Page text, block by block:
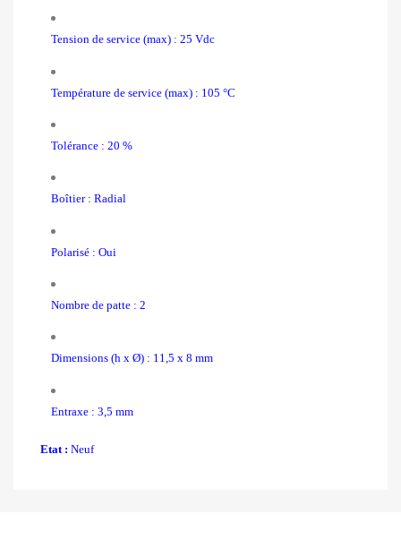
Tension de service (max) : 25 Vdc
Température de service (max) : 105 °C
Tolérance : 20 %
Boîtier : Radial
Polarisé : Oui
Nombre de patte : 2
Dimensions (h x Ø) : 11,5 x 8 mm
Entraxe : 3, 5 mm
Etat : Neuf